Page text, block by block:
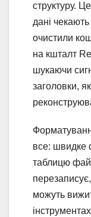
структуру.
дані
очистили
на кшталт
шукаючи
заголовки,
все: швидке
таблицю
можуть